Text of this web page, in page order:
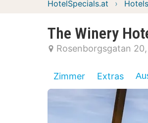
HotelSpecials.at
The Winery
Rosenborgsgatan 20
Zimmer Extras